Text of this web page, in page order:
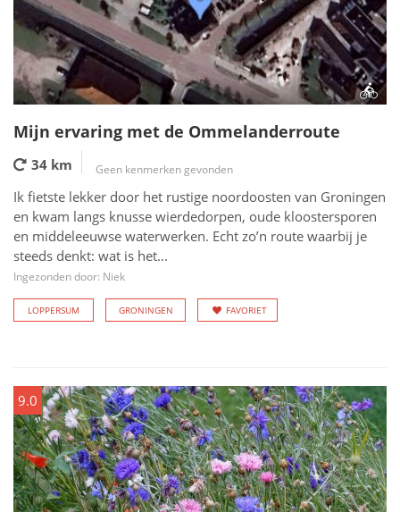
Mijn ervaring met de Ommelanderroute
34 km Geen kenmerken gevonden
Ik fietste lekker door het rustige noordoosten van Groningen
en kwam langs knusse wierdedorpen, oude kloostersporen
en middeleeuwse waterwerken. Echt zo’n route waarbij je
steeds denkt: wat is het...
Ingezonden door: Niek
LOPPERSUM GRONINGEN FAVORIET
9.0